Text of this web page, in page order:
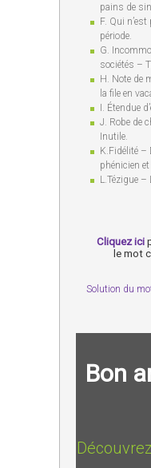
pains de
F. Qui
période.
G.
sociétés –
H. Note de
la file en
I. Étendue
J. Robe de
Inutile.
K.Fidélité –
phénicien et
L.Tézigue
Cliquez ici
le mot
Solution du
Bon